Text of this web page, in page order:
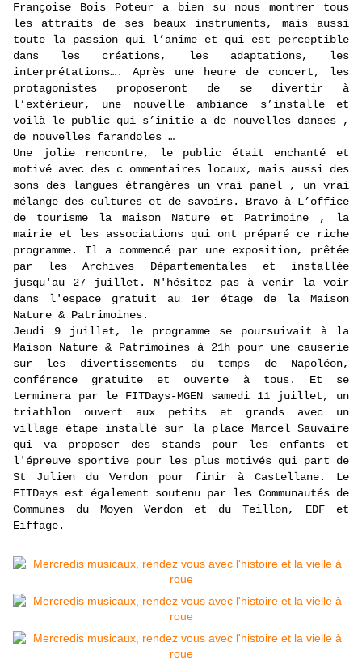
Françoise Bois Poteur a bien su nous montrer tous
les attraits de ses beaux instruments, mais aussi
toute la passion qui l’anime et qui est perceptible
dans les créations, les adaptations, les
interprétations…. Après une heure de concert, les
protagonistes proposeront de se divertir à
l’extérieur, une nouvelle ambiance s’installe et
voilà le public qui s’initie a de nouvelles danses ,
de nouvelles farandoles …
Une jolie rencontre, le public était enchanté et
motivé avec des c ommentaires locaux, mais aussi des
sons des langues étrangères un vrai panel , un vrai
mélange des cultures et de savoirs. Bravo à L’office
de tourisme la maison Nature et Patrimoine , la
mairie et les associations qui ont préparé ce riche
programme. Il a commencé par une exposition, prêtée
par les Archives Départementales et installée
jusqu'au 27 juillet. N'hésitez pas à venir la voir
dans l'espace gratuit au 1er étage de la Maison
Nature & Patrimoines.
Jeudi 9 juillet, le programme se poursuivait à la
Maison Nature & Patrimoines à 21h pour une causerie
sur les divertissements du temps de Napoléon,
conférence gratuite et ouverte à tous. Et se
terminera par le FITDays-MGEN samedi 11 juillet, un
triathlon ouvert aux petits et grands avec un
village étape installé sur la place Marcel Sauvaire
qui va proposer des stands pour les enfants et
l'épreuve sportive pour les plus motivés qui part de
St Julien du Verdon pour finir à Castellane. Le
FITDays est également soutenu par les Communautés de
Communes du Moyen Verdon et du Teillon, EDF et
Eiffage.